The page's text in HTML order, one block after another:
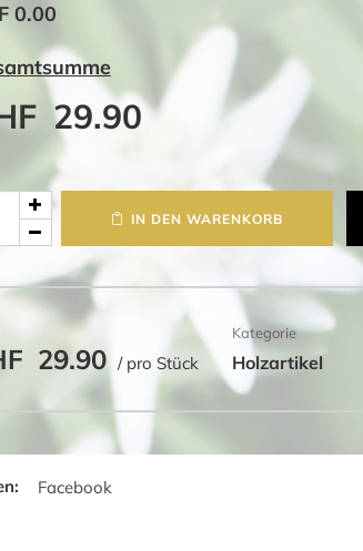
0.00
29.90
IN DEN WARENKORB
29.90 / pro Stück
Kategorie
Holzartikel
Facebook